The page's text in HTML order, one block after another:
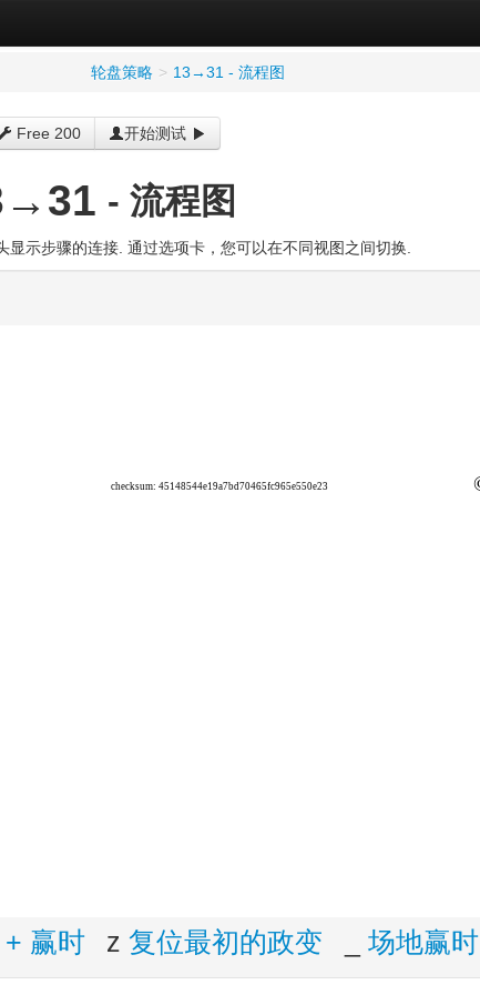
轮盘策略 > 13→31 - 流程图
Free 200 开始测试
- 流程图
显示步骤的连接. 通过选项卡，您可以在不同视图之间切换.
赢时 z复位最初的政变 场地赢时